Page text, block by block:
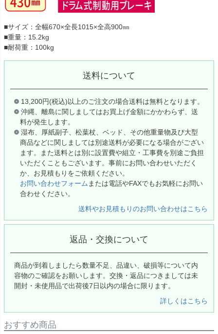
■サイズ：全幅670×全長1015×全高900㎜
■重量：15.2kg
■耐荷重：100kg
送料について
13,200円(税込)以上のご注文の場合送料は無料となります。
沖縄、離島に関しましてはお買上げ金額にかかわらず、送
料が発生します。
湿布、厚紙副子、松葉杖、ベッド、その他重量物及び大型
商品などに関しましては別途送料が必要になる場合がござい
ます。また送料とは別に設置費や組立・工事費を別途ご負担
いただくこともございます。事前にお問い合わせいただく
か、お見積もりをご依頼ください。
お問い合わせフォーム または電話やFAXでもお気軽にお問い
合わせください。
送料やお見積もりのお問い合わせはこちら
返品・交換について
商品が到着しましたら数量不足、品違い、破損等について内
容物のご確認をお願いします。交換・返品につきましては未
開封・未使用品で出荷後7日以内の場合に限ります。
詳しくはこちら
おすすめ商品